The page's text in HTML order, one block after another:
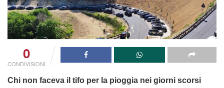
0
CONDIVISIONI
Chi non faceva il tifo per la pioggia nei giorni scorsi